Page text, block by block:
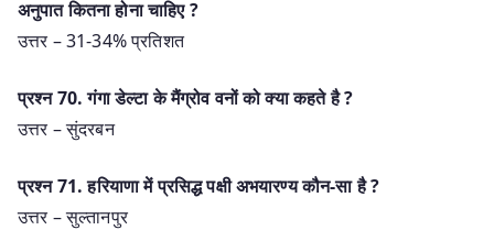
अनुपात कितना होना चाहिए ?
उत्तर – 31-34% प्रतिशत
प्रश्‍न 70. गंगा डेल्टा के मैंग्रोव वनों को क्या कहते है ?
उत्तर – सुंदरबन
प्रश्‍न 71. हरियाणा में प्रसिद्ध पक्षी अभयारण्य कौन-सा है ?
उत्तर – सुल्तानपुर